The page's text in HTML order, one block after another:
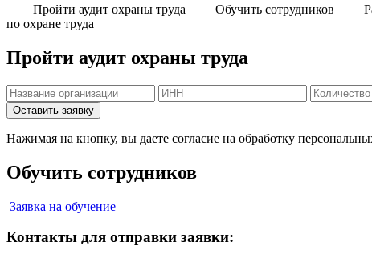
Пройти аудит охраны труда Обучить сотрудников
по охране труда
Пройти аудит охраны труда
Нажимая на кнопку, вы даете согласие на обработку
Обучить сотрудников
Заявка на обучение
Контакты для отправки заявки: